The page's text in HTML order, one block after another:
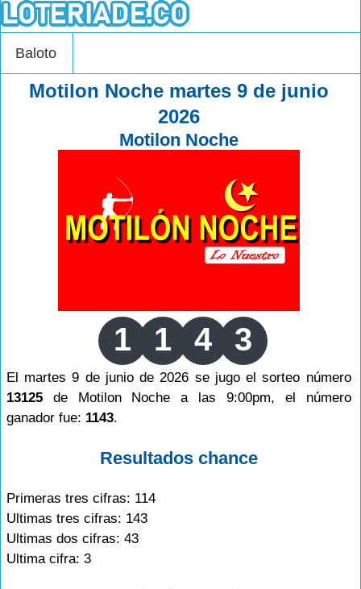
Baloto
Motilon Noche martes 9 de junio
2026
Motilon Noche
1 1 4 3
El martes 9 de junio de 2026 se jugo el sorteo número
13125 de Motilon Noche a las 9:00pm, el número
ganador fue: 1143.
Resultados chance
Primeras tres cifras: 114
Ultimas tres cifras: 143
Ultimas dos cifras: 43
Ultima cifra: 3